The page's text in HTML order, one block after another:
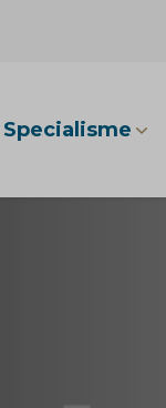
Specialisme